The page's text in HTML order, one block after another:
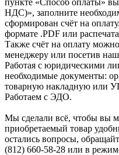
НДС)», заполните
сформирован счёт на
формате .PDF или
Также счёт на оплату
менеджеру или посетив
Работая с юридическими
необходимые документы:
товарную накладную или
Работаем с ЭДО.
Мы сделали всё, чтобы вы
приобретаемый товар
остались вопросы,
(812) 660-58-28 или в